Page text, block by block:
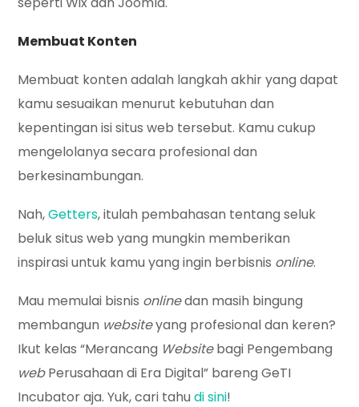
Membuat Konten
Membuat konten adalah langkah akhir yang dapat
kamu sesuaikan menurut kebutuhan dan
kepentingan isi situs web tersebut. Kamu cukup
mengelolanya secara profesional dan
berkesinambungan.
Nah,Getters, itulah pembahasan tentang seluk
beluk situs web yang mungkin memberikan
inspirasi untuk kamu yang ingin berbisnis online.
Mau memulai bisnis onlinedan masih bingung
membangun websiteyang profesional dan keren?
Ikut kelas “Merancang Websitebagi Pengembang
webPerusahaan di Era Digital” bareng GeTI
Incubator aja. Yuk, cari tahudi sini!